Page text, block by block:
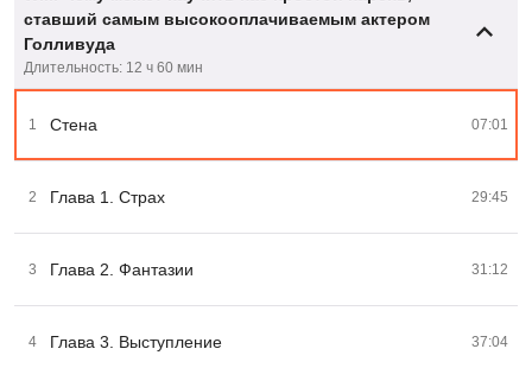
ставший самым высокооплачиваемым актером
Голливуда
Длительность: 12 ч 60 мин
1 Стена 07:01
2 Глава 1. Страх 29:45
3 Глава 2. Фантазии 31:12
4 Глава 3. Выступление 37:04